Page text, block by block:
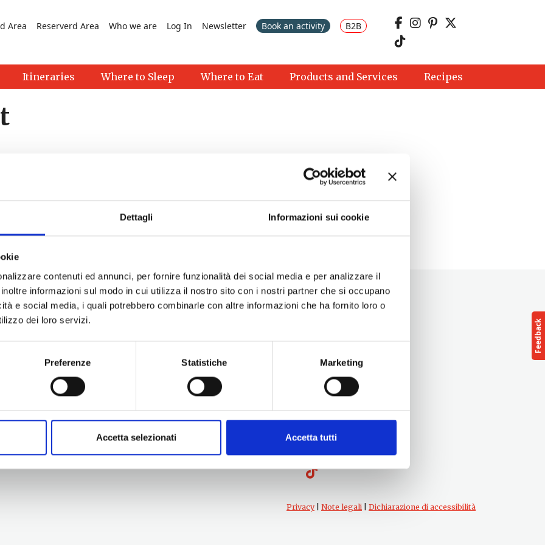
Dettagli Informazioni sui cookie
contenuti ed annunci, per fornire funzionalità dei social media e per analizzare il
informazioni sul modo in cui utilizza il nostro sito con i nostri partner che si occupano
e social media, i quali potrebbero combinarle con altre informazioni che ha fornito loro o
dei loro servizi.
Preferenze Statistiche Marketing
Accetta selezionati Accetta tutti
Area Reserverd Area Who we are Log In Newsletter Book an activity B2B
Itineraries Where to Sleep Where to Eat Products and Services Recipes
- 09/10/2026 - Tutto il giorno
Information
Promotion and Development Service
Experiences
Territory
Itineraries
Accomodation & Products
Who we are
Follow us
Privacy| Note legali Dichiarazione di accessibilità